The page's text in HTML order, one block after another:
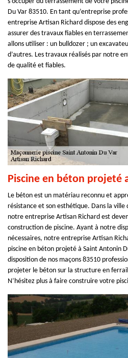
Du Var 83510. En tant qu’entreprise
entreprise Artisan Richard dispose des
assurer des travaux fiables en
allons utiliser : un bulldozer ; un
d’autres. Les travaux réalisés par notre
de qualité et fiables.
Piscine en béton projeté
Le béton est un matériau reconnu et
résistance et son esthétique. Dans la ville
notre entreprise Artisan Richard est
construction de piscine. Ayant à notre
nécessaires, notre entreprise Artisan
piscine en béton projeté à Saint Antonin
disposition de nos maçons 83510
projeter le béton sur la structure en
N’hésitez plus à faire construire votre